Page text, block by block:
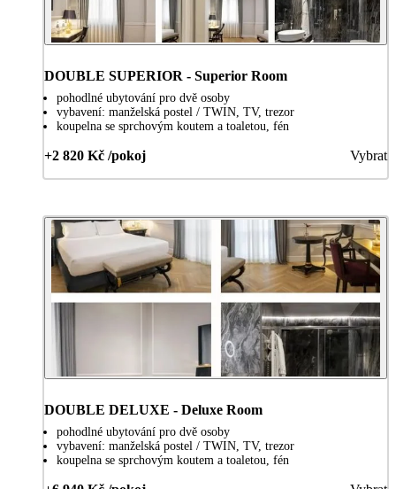
DOUBLE SUPERIOR - Superior Room
pohodlné ubytování pro dvě osoby
vybavení: manželská postel / TWIN, TV, trezor
koupelna se sprchovým koutem a toaletou, fén
+2 820 Kč /pokoj Vybrat
DOUBLE DELUXE - Deluxe Room
pohodlné ubytování pro dvě osoby
vybavení: manželská postel / TWIN, TV, trezor
koupelna se sprchovým koutem a toaletou, fén